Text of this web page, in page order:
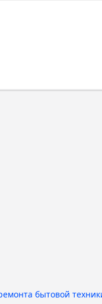
бытовой